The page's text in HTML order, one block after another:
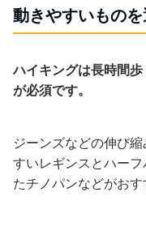
動きやすいもの
ハイキングは長時間
が必須です。
ジーンズなどの伸び
すいレギンスとハー
たチノパンなどがおす